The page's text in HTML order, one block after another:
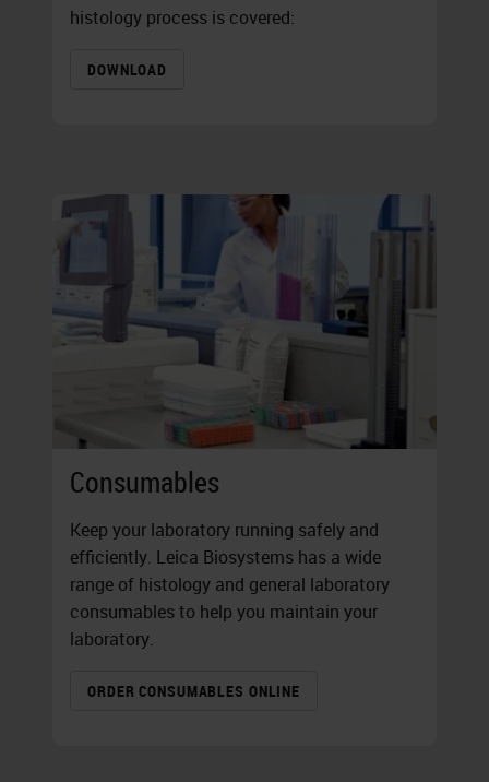
histology process is covered:
DOWNLOAD
Consumables
Keep your laboratory running safely and
efficiently. Leica Biosystems has a wide
range of histology and general laboratory
consumables to help you maintain your
laboratory.
ORDER CONSUMABLES ONLINE